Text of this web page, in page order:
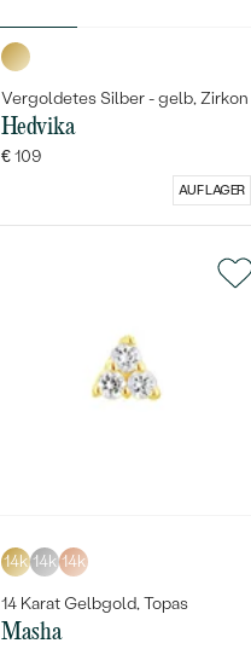
Vergoldetes Silber - gelb, Zirkon
Hedvika
€ 109
AUF LAGER
14k 14k 14k
14 Karat Gelbgold, Topas
Masha